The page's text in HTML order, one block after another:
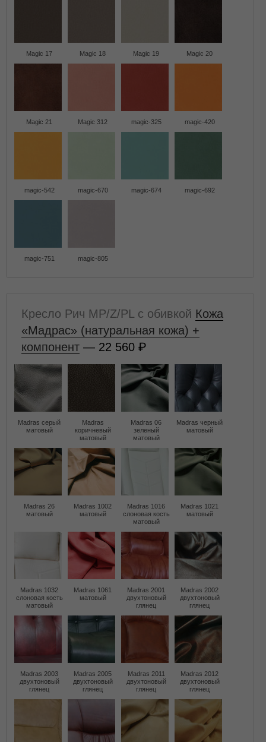
Magic 17 Magic 18 Magic 19 Magic 20
Magic 21 Magic 312 magic-325 magic-420
magic-542 magic-670 magic-674 magic-692
magic-751 magic-805
Кресло Рич MP/Z/PL с обивкой Кожа
«Мадрас» (натуральная кожа) +
компонент — 22 560
Madras серый
матовый
Madras
коричневый
матовый
Madras 06
зеленый
матовый
Madras черный
матовый
Madras 26
матовый
Madras 1002
матовый
Madras 1016
слоновая кость
матовый
Madras 1021
матовый
Madras 1032
слоновая кость
матовый
Madras 1061
матовый
Madras 2001
двухтоновый
глянец
Madras 2002
двухтоновый
глянец
Madras 2003
двухтоновый
глянец
Madras 2005
двухтоновый
глянец
Madras 2011
двухтоновый
глянец
Madras 2012
двухтоновый
глянец